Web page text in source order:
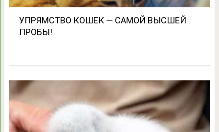
УПРЯМСТВО КОШЕК — САМОЙ ВЫСШЕЙ
ПРОБЫ!